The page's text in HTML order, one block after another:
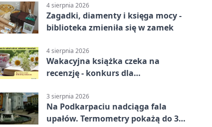
4 sierpnia 2026
Zagadki, diamenty i księga mocy -
biblioteka zmieniła się w zamek
4 sierpnia 2026
Wakacyjna książka czeka na
recenzję - konkurs dla
3 sierpnia 2026
Na Podkarpaciu nadciąga fala
upałów. Termometry pokażą do 36